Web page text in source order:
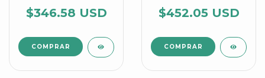
7AV15
$346.58 USD
7AV15
$452.05 USD